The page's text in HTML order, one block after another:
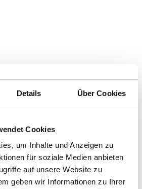
Details Über Cookies
Cookies
um Inhalte und Anzeigen zu
für soziale Medien anbieten
auf unsere Website zu
geben wir Informationen zu Ihrer